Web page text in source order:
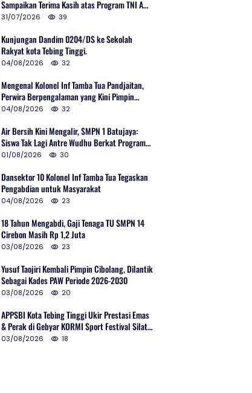
Sampaikan Terima Kasih atas Program TNI AD
Manunggal Air
31/07/2026 39
Kunjungan Dandim 0204/DS ke Sekolah
Rakyat kota Tebing Tinggi.
04/08/2026 32
Mengenal Kolonel Inf Tamba Tua Pandjaitan,
Perwira Berpengalaman yang Kini Pimpin
Sektor 10 Citarum Harum
04/08/2026 32
Air Bersih Kini Mengalir, SMPN 1 Batujaya:
Siswa Tak Lagi Antre Wudhu Berkat Program
TNI AD
01/08/2026 30
Dansektor 10 Kolonel Inf Tamba Tua Tegaskan
Pengabdian untuk Masyarakat
04/08/2026 23
18 Tahun Mengabdi, Gaji Tenaga TU SMPN 14
Cirebon Masih Rp 1,2 Juta
03/08/2026 23
Yusuf Taojiri Kembali Pimpin Cibolang, Dilantik
Sebagai Kades PAW Periode 2026-2030
03/08/2026 20
APPSBI Kota Tebing Tinggi Ukir Prestasi Emas
& Perak di Gebyar KORMI Sport Festival Silat
Budaya Sumut
03/08/2026 18